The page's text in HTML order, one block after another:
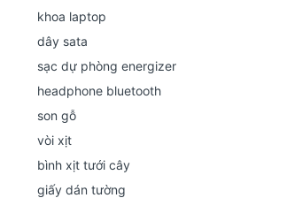
khoa laptop
dây sata
sạc dự phòng energizer
headphone bluetooth
son gỗ
vòi xịt
bình xịt tưới cây
giấy dán tường